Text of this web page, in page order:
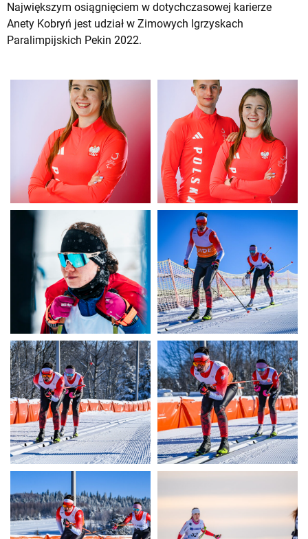
Największym osiągnięciem w dotychczasowej karierze
Anety Kobryń jest udział w Zimowych Igrzyskach
Paralimpijskich Pekin 2022.